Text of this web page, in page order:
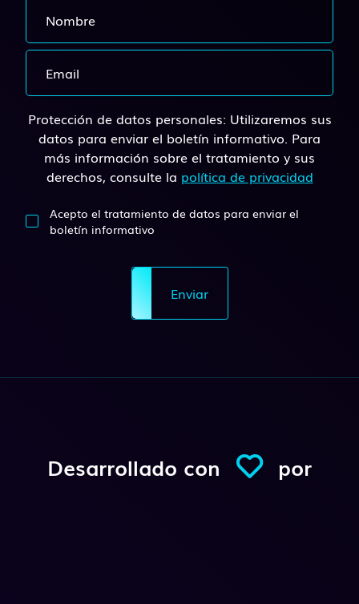
Protección de datos personales: Utilizaremos sus
datos para enviar el boletín informativo. Para
más información sobre el tratamiento y sus
derechos, consulte la política de privacidad
Acepto el tratamiento de datos para enviar el
boletín informativo
Enviar
Desarrollado con por